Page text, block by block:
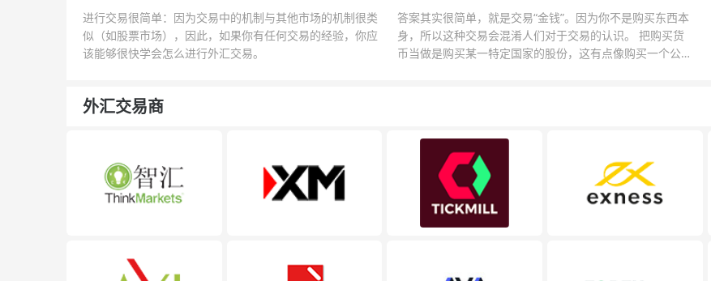
进行交易很简单：因为交易中的机制与其他市场的机制很类
似（如股票市场），因此，如果你有任何交易的经验，你应
该能够很快学会怎么进行外汇交易。
答案其实很简单，就是交易“金钱”。因为你不是购买东西本
身，所以这种交易会混淆人们对于交易的认识。 把购买货
币当做是购买某一特定国家的股份，这有点像购买一个公司
外汇交易商